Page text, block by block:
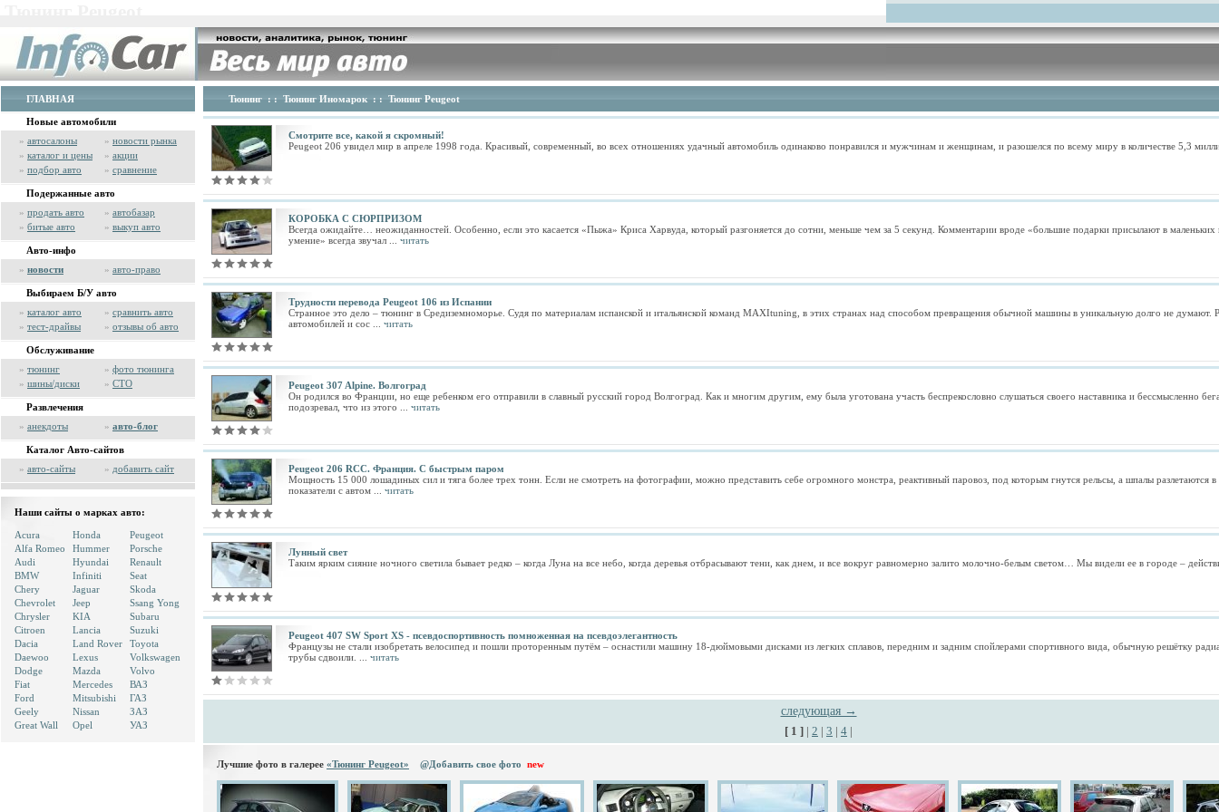
ГЛАВНАЯ
Новые автомобили
» автосалоны » новости рынка
» каталог и цены » акции
» подбор авто » сравнение
Подержанные авто
» продать авто » автобазар
» битые авто » выкуп авто
Авто-инфо
» новости » авто-право
Выбираем Б/У авто
» каталог авто » сравнить авто
» тест-драйвы » отзывы об авто
Обслуживание
» тюнинг » фото тюнинга
» шины/диски » СТО
Развлечения
» анекдоты » авто-блог
Каталог Авто-сайтов
» авто-сайты » добавить сайт
Наши сайты о марках авто:
Acura
Alfa Romeo
Audi
BMW
Chery
Chevrolet
Chrysler
Citroen
Dacia
Daewoo
Dodge
Fiat
Ford
Geely
Great Wall
Honda
Hummer
Hyundai
Infiniti
Jaguar
Jeep
KIA
Lancia
Land Rover
Lexus
Mazda
Mercedes
Mitsubishi
Nissan
Opel
Peugeot
Porsche
Renault
Seat
Skoda
Ssang Yong
Subaru
Suzuki
Toyota
Volkswagen
Volvo
ВАЗ
ГАЗ
ЗАЗ
УАЗ
Тюнинг : : Тюнинг Иномарок : : Тюнинг Peugeot
Смотрите все, какой я скромный!
Peugeot 206 увидел мир в апреле 1998 года. Красивый, современный, во всех отношениях удачный автомобиль одинаково понравился и мужчинам и женщинам, и разошелся по всему миру в количестве 5,3
КОРОБКА С СЮРПРИЗОМ
Всегда ожидайте… неожиданностей. Особенно, если это касается «Пыжа» Криса Харвуда, который разгоняется до сотни, меньше чем за 5 секунд. Комментарии вроде «большие подарки присылают в
умение» всегда звучал ... читать
Трудности перевода Peugeot 106 из Испании
Странное это дело – тюнинг в Средиземноморье. Судя по материалам испанской и итальянской команд MAXItuning, в этих странах над способом превращения обычной машины в уникальную долго не думают.
автомобилей и сос ... читать
Peugeot 307 Alpine. Волгоград
Он родился во Франции, но еще ребенком его отправили в славный русский город Волгоград. Как и многим другим, ему была уготована участь беспрекословно слушаться своего наставника и бессмысленно
подозревал, что из этого ... читать
Peugeot 206 RCC. Франция. С быстрым паром
Мощность 15 000 лошадиных сил и тяга более трех тонн. Если не смотреть на фотографии, можно представить себе огромного монстра, реактивный паровоз, под которым гнутся рельсы, а шпалы разлетаются
показатели с автом ... читать
Лунный свет
Таким ярким сияние ночного светила бывает редко – когда Луна на все небо, когда деревья отбрасывают тени, как днем, и все вокруг равномерно залито молочно-белым светом… Мы видели ее в городе –
Peugeot 407 SW Sport XS - псевдоспортивность помноженная на псевдоэлегантность
Французы не стали изобретать велосипед и пошли проторенным путём – оснастили машину 18-дюймовыми дисками из легких сплавов, передним и задним спойлерами спортивного вида, обычную решётку
трубы сдвоили. ... читать
следующая →
[ 1 ] | 2 | 3 | 4 |
Лучшие фото в галерее «Тюнинг Peugeot» @Добавить свое фото new